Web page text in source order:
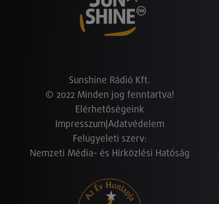
Sunshine Rádió Kft.
© 2022 Minden jog fenntartva!
Elérhetőségeink
Impresszum Adatvédelem
Felügyeleti szerv:
Nemzeti Média- és Hírközlési Hatóság